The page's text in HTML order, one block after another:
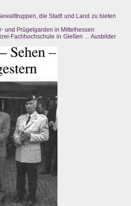
die Stadt und Land zu bieten
und Prügelgarden in Mittelhessen
Fachhochschule in Gießen ... Ausbilder